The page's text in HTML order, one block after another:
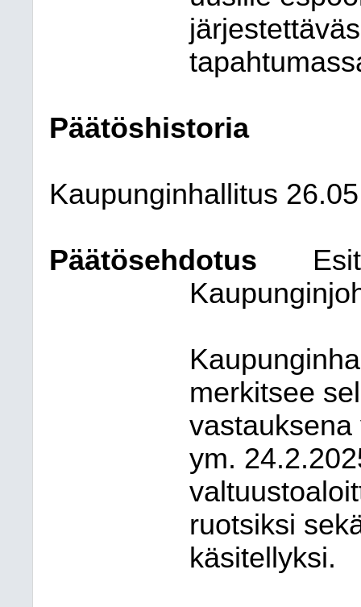
Päätöshistoria
Kaupunginhallitus
Päätösehdotus
merkitsee
ym.
ruotsiksi
käsitellyksi.